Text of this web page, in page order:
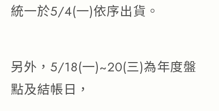
統一於5/4(一)依序出貨。
另外，5/18(一)~20(三)為年度盤
點及結帳日，